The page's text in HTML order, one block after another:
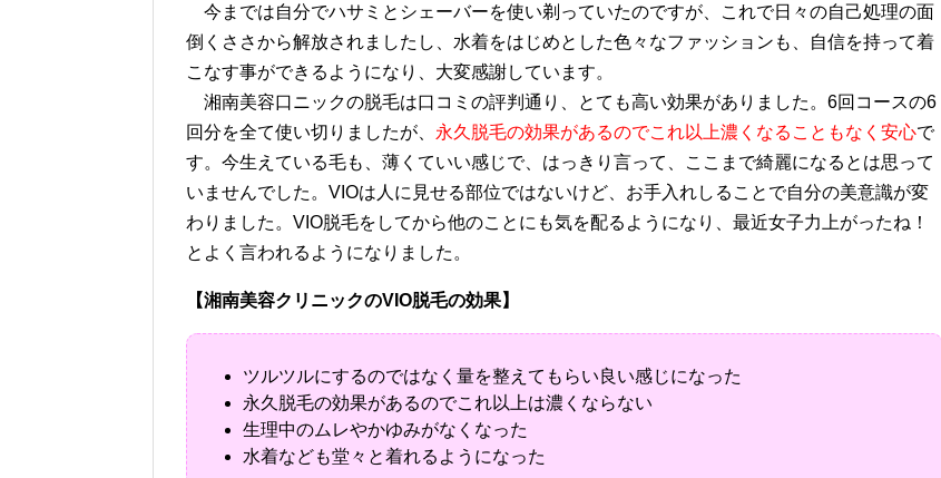
今までは自分でハサミとシェーバーを使い剃っていたのですが、これで日々の自己処理の面
倒くささから解放されましたし、水着をはじめとした色々なファッションも、自信を持って着
こなす事ができるようになり、大変感謝しています。
湘南美容口ニックの脱毛は口コミの評判通り、とても高い効果がありました。6回コースの6
回分を全て使い切りましたが、 永久脱毛の効果があるのでこれ以上濃くなることもなく安心で
す。今生えている毛も、薄くていい感じで、はっきり言って、ここまで綺麗になるとは思って
いませんでした。VIOは人に見せる部位ではないけど、お手入れしることで自分の美意識が変
わりました。VIO脱毛をしてから他のことにも気を配るようになり、最近女子力上がったね！
とよく言われるようになりました。
【湘南美容クリニックのVIO脱毛の効果】
ツルツルにするのではなく量を整えてもらい良い感じになった
永久脱毛の効果があるのでこれ以上は濃くならない
生理中のムレやかゆみがなくなった
水着なども堂々と着れるようになった